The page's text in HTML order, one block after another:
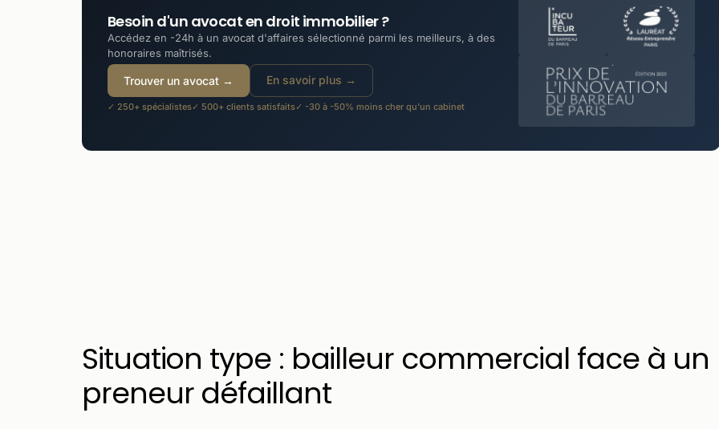
Besoin d'un avocat en droit immobilier ?
Accédez en -24h à un avocat d'affaires sélectionné parmi les meilleurs, à des
honoraires maîtrisés.
Trouver un avocat → En savoir plus →
✓ 250+ spécialistes✓ 500+ clients satisfaits✓ -30 à -50% moins cher qu'un cabinet
Situation type : bailleur commercial face à un
preneur défaillant